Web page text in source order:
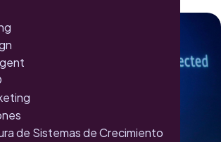
de Sistemas de Crecimiento